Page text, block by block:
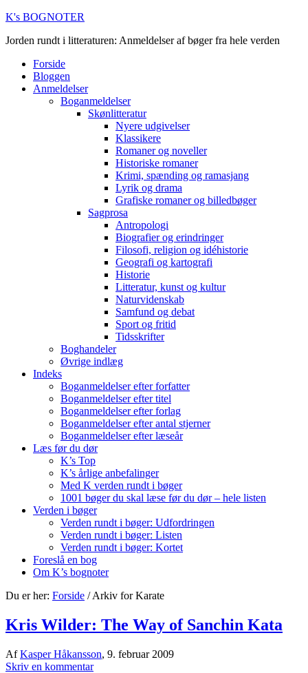
K's BOGNOTER
Jorden rundt i litteraturen: Anmeldelser af bøger fra hele verden
Forside
Bloggen
Anmeldelser
Boganmeldelser
Skønlitteratur
Nyere udgivelser
Klassikere
Romaner og noveller
Historiske romaner
Krimi, spænding og ramasjang
Lyrik og drama
Grafiske romaner og billedbøger
Sagprosa
Antropologi
Biografier og erindringer
Filosofi, religion og idéhistorie
Geografi og kartografi
Historie
Litteratur, kunst og kultur
Naturvidenskab
Samfund og debat
Sport og fritid
Tidsskrifter
Boghandeler
Øvrige indlæg
Indeks
Boganmeldelser efter forfatter
Boganmeldelser efter titel
Boganmeldelser efter forlag
Boganmeldelser efter antal stjerner
Boganmeldelser efter læseår
Læs før du dør
K’s Top
K’s årlige anbefalinger
Med K verden rundt i bøger
1001 bøger du skal læse før du dør – hele listen
Verden i bøger
Verden rundt i bøger: Udfordringen
Verden rundt i bøger: Listen
Verden rundt i bøger: Kortet
Foreslå en bog
Om K’s bognoter
Du er her: Forside /Arkiv for Karate
Kris Wilder: The Way of Sanchin Kata
AfKasper Håkansson, 9. februar 2009
Skriv en kommentar